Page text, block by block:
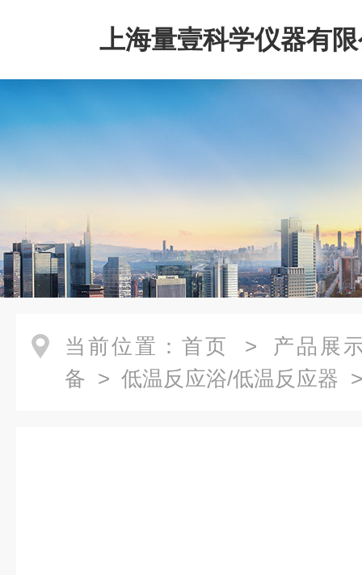
上海量壹科学仪器有
当前位置： 首页 > 产品展
备 > 低温反应浴/低温反应器